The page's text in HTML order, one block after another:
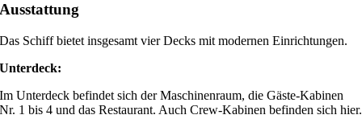
Ausstattung
Das Schiff bietet insgesamt vier Decks mit modernen Einrichtungen.
Unterdeck:
Im Unterdeck befindet sich der Maschinenraum, die Gäste-Kabinen
Nr. 1 bis 4 und das Restaurant. Auch Crew-Kabinen befinden sich hier.